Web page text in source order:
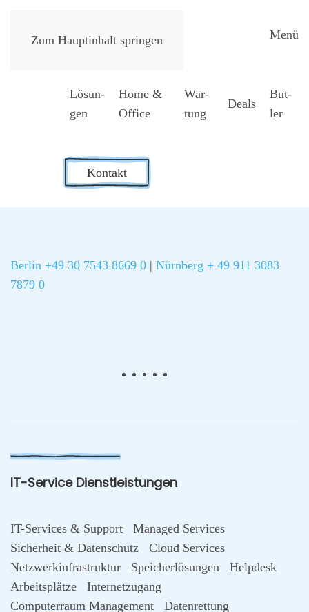
Zum Hauptinhalt springen Menü
Lösun­
gen
Home &
Office
War­
tung
Deals
But­
ler
Kontakt
Berlin +49 30 7543 8669 0 | Nürnberg + 49 911 3083
7879 0
IT-Service Dienstleistungen
IT-Services & Support
Managed Services
Sicherheit & Datenschutz
Cloud Services
Netzwerkinfrastruktur
Speicherlösungen
Helpdesk
Arbeitsplätze
Internetzugang
Computerraum Management
Datenrettung